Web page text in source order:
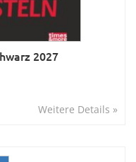
2027
Weitere Details »